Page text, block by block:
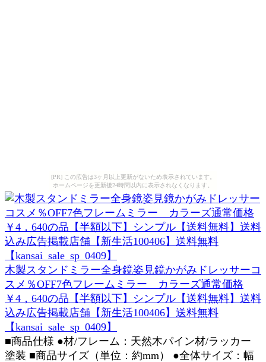
[PR] この広告は3ヶ月以上更新がないため表示されています。
ホームページを更新後24時間以内に表示されなくなります。
木製スタンドミラー全身鏡姿見鏡かがみドレッサーコ
スメ％OFF7色フレームミラー カラーズ通常価格
￥4，640の品【半額以下】シンプル【送料無料】送料
込み広告掲載店舗【新生活100406】送料無料
【kansai_sale_sp_0409】
■商品仕様 ●材/フレーム：天然木パイン材/ラッカー
塗装 ■商品サイズ（単位：約mm） ●全体サイズ：幅